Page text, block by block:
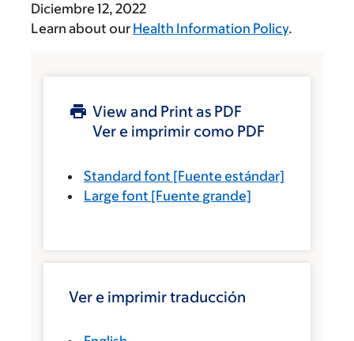
Diciembre 12, 2022
Learn about our Health Information Policy.
View and Print as PDF
Ver e imprimir como PDF
Standard font [Fuente estándar]
Large font [Fuente grande]
Ver e imprimir traducción